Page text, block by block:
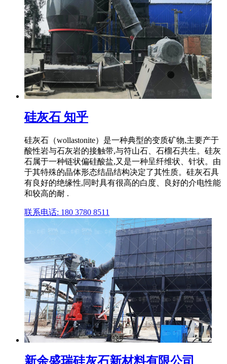
硅灰石 知乎
硅灰石（wollastonite）是一种典型的变质矿物,主要产于
酸性岩与石灰岩的接触带,与符山石、石榴石共生。硅灰
石属于一种链状偏硅酸盐,又是一种呈纤维状、针状。由
于其特殊的晶体形态结晶结构决定了其性质。硅灰石具
有良好的绝缘性,同时具有很高的白度、良好的介电性能
和较高的耐 .
联系电话: 180 3780 8511
新余盛瑞硅灰石新材料有限公司